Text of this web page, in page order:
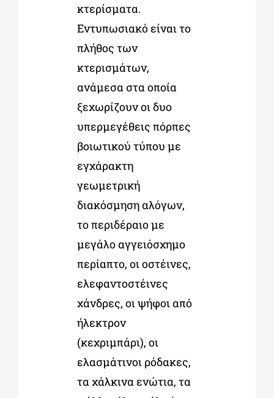
κτερίσματα.
Εντυπωσιακό είναι το
πλήθος των
κτερισμάτων,
ανάμεσα στα οποία
ξεχωρίζουν οι δυο
υπερμεγέθεις πόρπες
βοιωτικού τύπου με
εγχάρακτη
γεωμετρική
διακόσμηση αλόγων,
το περιδέραιο με
μεγάλο αγγειόσχημο
περίαπτο, οι οστέινες,
ελεφαντοστέινες
χάνδρες, οι ψήφοι από
ήλεκτρον
(κεχριμπάρι), οι
ελασμάτινοι ρόδακες,
τα χάλκινα ενώτια, τα